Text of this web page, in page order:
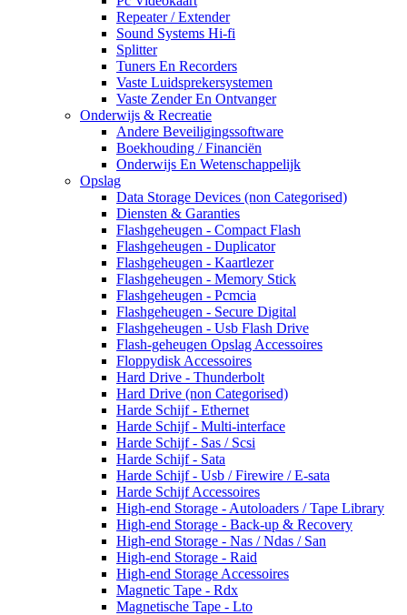
Repeater / Extender
Sound Systems Hi-fi
Splitter
Tuners En Recorders
Vaste Luidsprekersystemen
Vaste Zender En Ontvanger
Onderwijs & Recreatie
Andere Beveiligingssoftware
Boekhouding / Financiën
Onderwijs En Wetenschappelijk
Opslag
Data Storage Devices (non Categorised)
Diensten & Garanties
Flashgeheugen - Compact Flash
Flashgeheugen - Duplicator
Flashgeheugen - Kaartlezer
Flashgeheugen - Memory Stick
Flashgeheugen - Pcmcia
Flashgeheugen - Secure Digital
Flashgeheugen - Usb Flash Drive
Flash-geheugen Opslag Accessoires
Floppydisk Accessoires
Hard Drive - Thunderbolt
Hard Drive (non Categorised)
Harde Schijf - Ethernet
Harde Schijf - Multi-interface
Harde Schijf - Sas / Scsi
Harde Schijf - Sata
Harde Schijf - Usb / Firewire / E-sata
Harde Schijf Accessoires
High-end Storage - Autoloaders / Tape Library
High-end Storage - Back-up & Recovery
High-end Storage - Nas / Ndas / San
High-end Storage - Raid
High-end Storage Accessoires
Magnetic Tape - Rdx
Magnetische Tape - Lto